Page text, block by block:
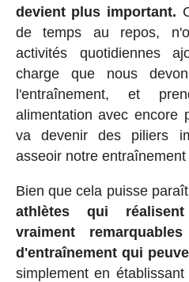
devient plus important.
de temps au repos,
activités quotidiennes
charge que nous
l'entraînement, et
alimentation avec encore
va devenir des piliers
asseoir notre
Bien que cela puisse
athlètes qui
vraiment
d'entraînement qui
simplement en